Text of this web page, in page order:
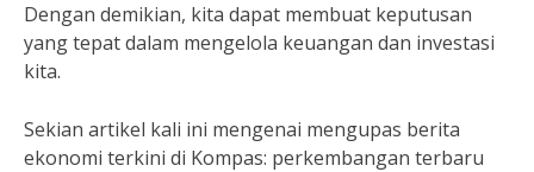
Dengan demikian, kita dapat membuat keputusan
yang tepat dalam mengelola keuangan dan investasi
kita.
Sekian artikel kali ini mengenai mengupas berita
ekonomi terkini di Kompas: perkembangan terbaru